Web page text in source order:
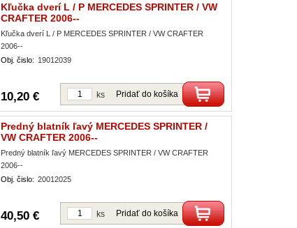
Kľučka dverí L / P MERCEDES SPRINTER / VW
CRAFTER 2006--
Kľučka dverí L / P MERCEDES SPRINTER / VW CRAFTER
2006--
Obj. čislo: 19012039
10,20 € Pridať do košíka
ks
Predný blatník ľavý MERCEDES SPRINTER /
VW CRAFTER 2006--
Predný blatník ľavý MERCEDES SPRINTER / VW CRAFTER
2006--
Obj. čislo: 20012025
40,50 € Pridať do košíka
ks